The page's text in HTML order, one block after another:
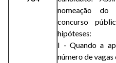
nomeação do
concurso
hipóteses:
I - Quando a
número de